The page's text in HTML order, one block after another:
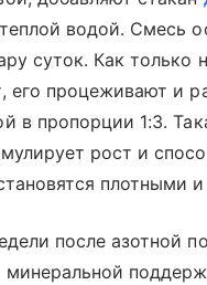
водой. Смесь
суток. Как только
его процеживают и
в пропорции 1:3.
рост и
плотными
после азотной
минеральной